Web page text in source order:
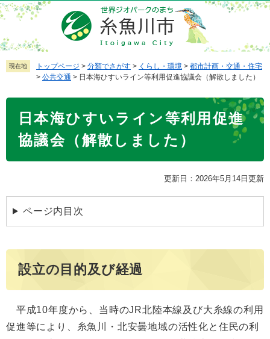
ペ
ー
ジ
の
先
メ
ニ
ュ
ー
を現在地 トップページ > 分類でさがす > くらし・環境 > 都市計画・交通・住宅
> 公共交通 > 日本海ひすいライン等利用促進協議会（解散しました）
日本海ひすいライン等利用促進
協議会（解散しました）
更新日：2026年5月14日更新
ページ内目次
設立の目的及び経過
平成10年度から、当時のJR北陸本線及び大糸線の利用
促進等により、糸魚川・北安曇地域の活性化と住民の利